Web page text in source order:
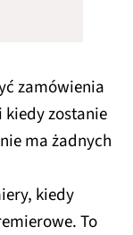
zamówienia
zostanie
ma żadnych
kiedy
To